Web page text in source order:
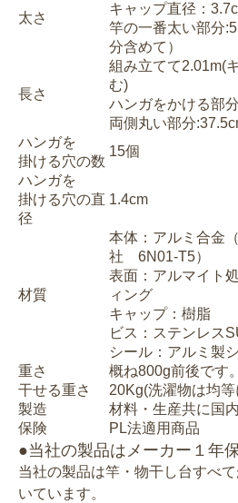
太さ
キャップ直径：
竿の一番太い部分
分含めて）
長さ
組み立てて2.01m(
む)
ハンガをかける部
両側丸い部分
ハンガを
掛ける穴の数
15個
ハンガを
掛ける穴の直
径
1.4cm
材質
本体：アルミ合金
社 6N01-T5）
表面：アルマイト
ィング
キャップ：樹脂
ビス：ステンレス
シール：アルミ製
重さ
概ね800g前後です。
干せる重さ
20Kg(洗濯物は均
製造
材料・生産共に国
保険
PL法適用商品
●当社の製品はメーカー１年
当社の製品は竿・物干し台すべ
いています。